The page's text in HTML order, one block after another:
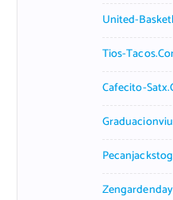
United-
Tios-
Cafecito-